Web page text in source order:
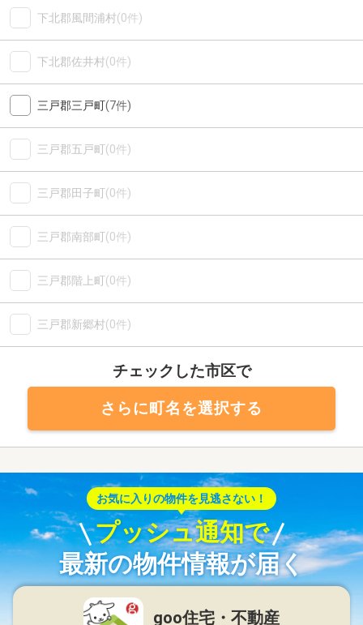
下北郡風間浦村(0件)
下北郡佐井村(0件)
三戸郡三戸町(7件)
三戸郡五戸町(0件)
三戸郡田子町(0件)
三戸郡南部町(0件)
三戸郡階上町(0件)
三戸郡新郷村(0件)
チェックした市区で
さらに町名を選択する
お気に入りの物件を見逃さない！
プッシュ通知で
最新の物件情報が届く
goo住宅・不動産